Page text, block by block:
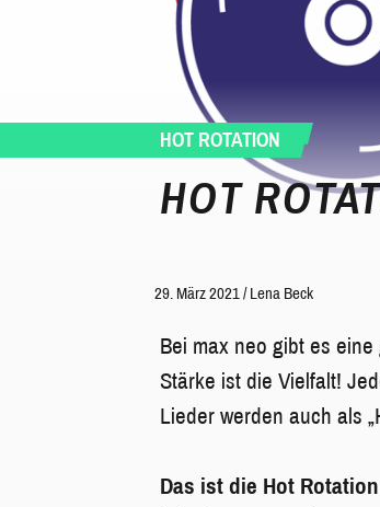
HOT ROTATION
HOT
29. März 2021 /Lena Beck
Bei max neo gibt es
Stärke ist die Vielfalt!
Lieder werden auch als
Das ist die Hot